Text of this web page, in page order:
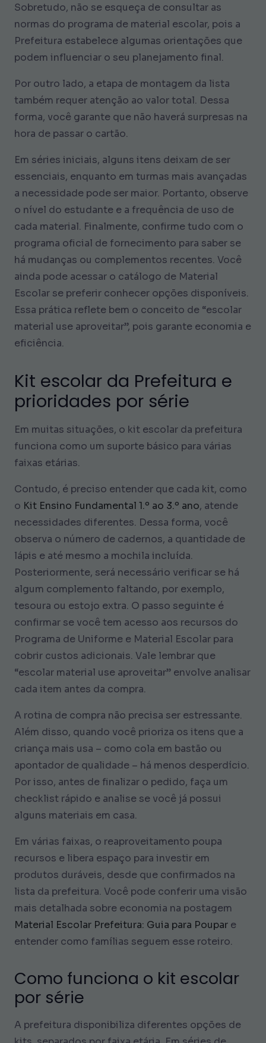
Sobretudo, não se esqueça de consultar as
normas do programa de material escolar, pois a
Prefeitura estabelece algumas orientações que
podem influenciar o seu planejamento final.
Por outro lado, a etapa de montagem da lista
também requer atenção ao valor total. Dessa
forma, você garante que não haverá surpresas na
hora de passar o cartão.
Em séries iniciais, alguns itens deixam de ser
essenciais, enquanto em turmas mais avançadas
a necessidade pode ser maior. Portanto, observe
o nível do estudante e a frequência de uso de
cada material. Finalmente, confirme tudo com o
programa oficial de fornecimento para saber se
há mudanças ou complementos recentes. Você
ainda pode acessar o catálogo de Material
Escolar se preferir conhecer opções disponíveis.
Essa prática reflete bem o conceito de “escolar
material use aproveitar”, pois garante economia e
eficiência.
Kit escolar da Prefeitura e
prioridades por série
Em muitas situações, o kit escolar da prefeitura
funciona como um suporte básico para várias
faixas etárias.
Contudo, é preciso entender que cada kit, como
o Kit Ensino Fundamental 1.º ao 3.º ano, atende
necessidades diferentes. Dessa forma, você
observa o número de cadernos, a quantidade de
lápis e até mesmo a mochila incluída.
Posteriormente, será necessário verificar se há
algum complemento faltando, por exemplo,
tesoura ou estojo extra. O passo seguinte é
confirmar se você tem acesso aos recursos do
Programa de Uniforme e Material Escolar para
cobrir custos adicionais. Vale lembrar que
“escolar material use aproveitar” envolve analisar
cada item antes da compra.
A rotina de compra não precisa ser estressante.
Além disso, quando você prioriza os itens que a
criança mais usa – como cola em bastão ou
apontador de qualidade – há menos desperdício.
Por isso, antes de finalizar o pedido, faça um
checklist rápido e analise se você já possui
alguns materiais em casa.
Em várias faixas, o reaproveitamento poupa
recursos e libera espaço para investir em
produtos duráveis, desde que confirmados na
lista da prefeitura. Você pode conferir uma visão
mais detalhada sobre economia na postagem
Material Escolar Prefeitura: Guia para Poupar e
entender como famílias seguem esse roteiro.
Como funciona o kit escolar
por série
A prefeitura disponibiliza diferentes opções de